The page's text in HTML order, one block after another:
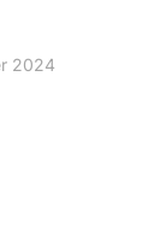
2024